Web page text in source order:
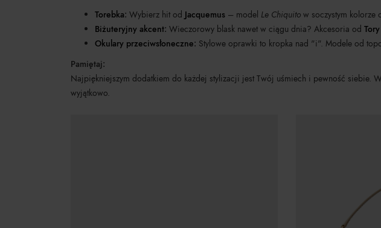
Torebka: Wybierz hit od Jacquemus – model Le Chiquito w soczystym kolorze
Biżuteryjny akcent: Wieczorowy blask nawet w ciągu dnia? Akcesoria od
Okulary przeciwsłoneczne: Stylowe oprawki to kropka nad "i". Modele od
Pamiętaj:
Najpiękniejszym dodatkiem do każdej stylizacji jest Twój uśmiech i pewność
wyjątkowo.